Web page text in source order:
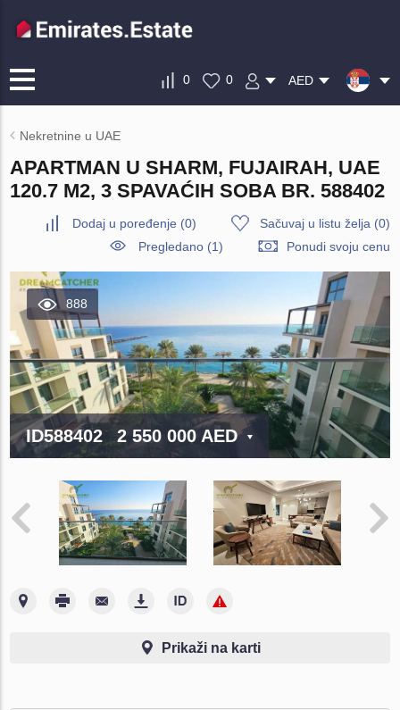
0 0 AED
Nekretnine u UAE
APARTMAN U SHARM, FUJAIRAH, UAE
120.7 M2, 3 SPAVAĆIH SOBA BR. 588402
Dodaj u poređenje (0) Sačuvaj u listu želja (0)
Pregledano (1)
Ponudi svoju cenu
888
ID588402 2 550 000 AED
Prikaži na karti